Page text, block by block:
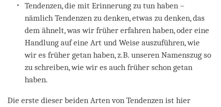
Tendenzen, die mit Erinnerung zu tun haben –
nämlich Tendenzen zu denken, etwas zu denken, das
dem ähnelt, was wir früher erfahren haben, oder eine
Handlung auf eine Art und Weise auszuführen, wie
wir es früher getan haben, z.B. unseren Namenszug so
zu schreiben, wie wir es auch früher schon getan
haben.
Die erste dieser beiden Arten von Tendenzen ist hier